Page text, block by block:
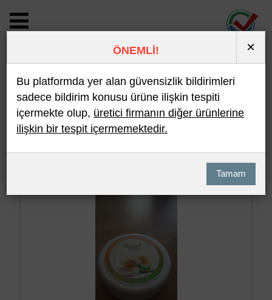
BİLDİRİM DETAYI
Son 10 Bildirim En Çok İncelenen
ÖNEMLİ! ×
Bu platformda yer alan güvensizlik bildirimleri
sadece bildirim konusu ürüne ilişkin tespiti
içermekte olup, üretici firmanın diğer ürünlerine
ilişkin bir tespit içermemektedir.
Tamam